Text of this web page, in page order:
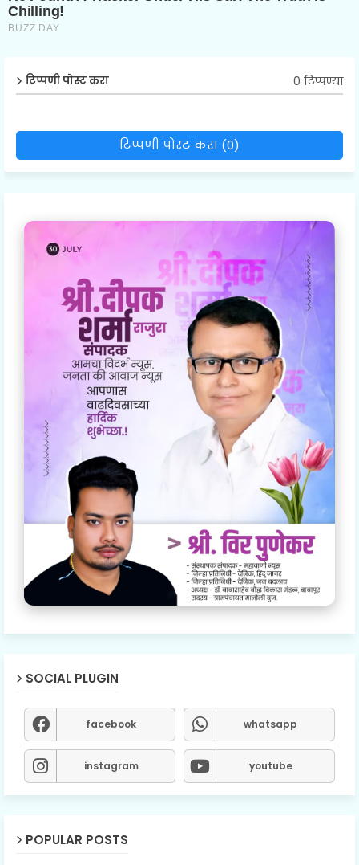
टिप्पणी पोस्ट करा 0 टिप्पण्या
टिप्पणी पोस्ट करा (0)
SOCIAL PLUGIN
facebook whatsapp
instagram youtube
POPULAR POSTS